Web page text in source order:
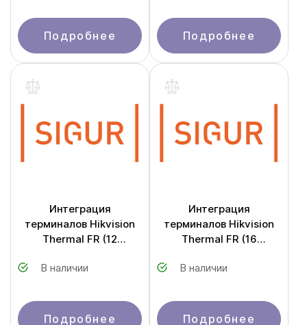
Подробнее Подробнее
Интеграция
терминалов Hikvision
Thermal FR (12
В наличии
Подробнее
Интеграция
терминалов Hikvision
Thermal FR (16
В наличии
Подробнее